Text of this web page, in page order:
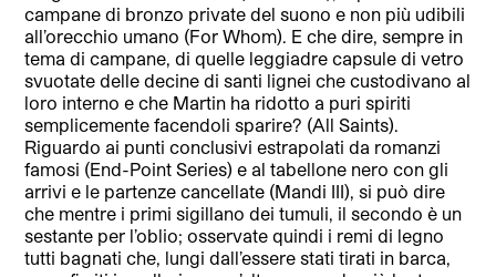
campane di bronzo private del suono e non più udibili
all’orecchio umano (For Whom). E che dire, sempre in
tema di campane, di quelle leggiadre capsule di vetro
svuotate delle decine di santi lignei che custodivano al
loro interno e che Martin ha ridotto a puri spiriti
semplicemente facendoli sparire? (All Saints).
Riguardo ai punti conclusivi estrapolati da romanzi
famosi (End-Point Series) e al tabellone nero con gli
arrivi e le partenze cancellate (Mandi III), si può dire
che mentre i primi sigillano dei tumuli, il secondo è un
sestante per l’oblio; osservate quindi i remi di legno
tutti bagnati che, lungi dall’essere stati tirati in barca,